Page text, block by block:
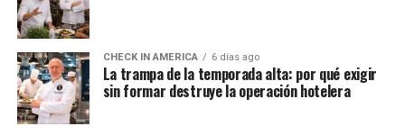
CHECK IN AMERICA 6 días ago
La trampa de la temporada alta: por qué exigir
sin formar destruye la operación hotelera